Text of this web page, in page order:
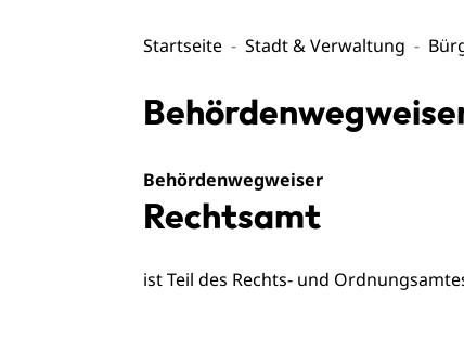
Startseite Stadt & Verwaltung
Behördenwegweiser
Rechtsamt
ist Teil des Rechts- und